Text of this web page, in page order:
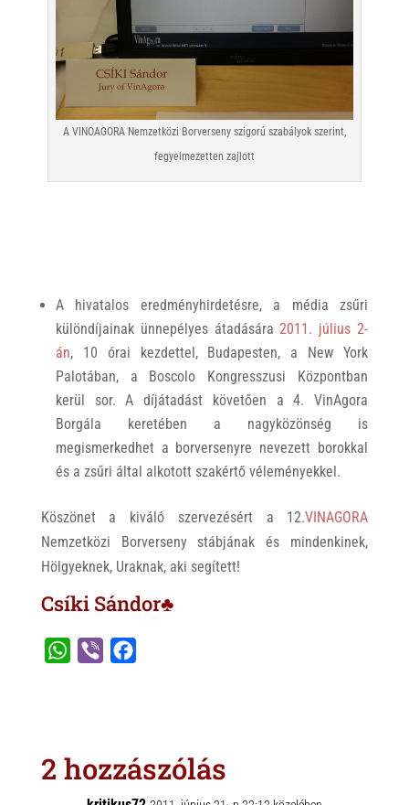
A VINOAGORA Nemzetközi Borverseny szigorú szabályok szerint,
fegyelmezetten zajlott
A hivatalos eredményhirdetésre, a média zsűri
különdíjainak ünnepélyes átadására2011. július 2-
án, 10 órai kezdettel, Budapesten, a New York
Palotában, a Boscolo Kongresszusi Központban
kerül sor. A díjátadást követően a 4. VinAgora
Borgála keretében a nagyközönség is
megismerkedhet a borversenyre nevezett borokkal
és a zsűri által alkotott szakértő véleményekkel.
Köszönet a kiváló szervezésért a 12.VINAGORA
Nemzetközi Borverseny stábjának és mindenkinek,
Hölgyeknek, Uraknak, aki segített!
Csíki Sándor♣
A
o
2 hozzászólás